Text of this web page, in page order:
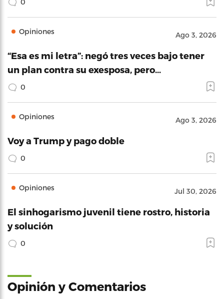
0
Opiniones Ago 3, 2026
“Esa es mi letra”: negó tres veces bajo tener
un plan contra su exesposa, pero…
0
Opiniones Ago 3, 2026
Voy a Trump y pago doble
0
Opiniones Jul 30, 2026
El sinhogarismo juvenil tiene rostro, historia
y solución
0
Opinión y Comentarios